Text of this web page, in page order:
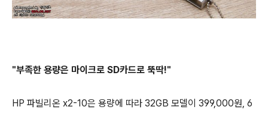
"부족한 용량은 마이크로 SD카드로 뚝딱!"
HP 파빌리온 x2-10은 용량에 따라 32GB 모델이 399,000원, 6